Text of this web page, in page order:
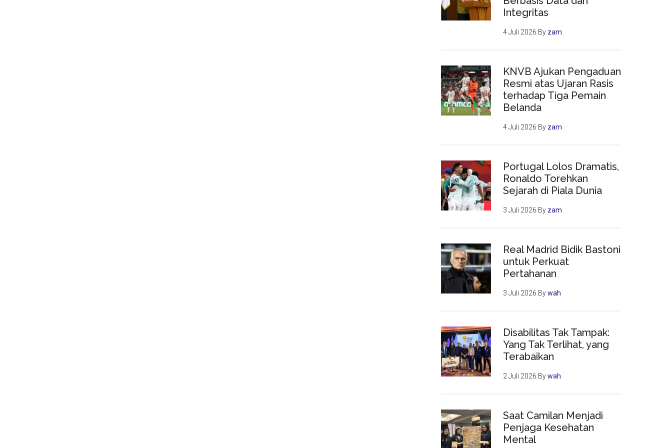
Integritas
4 Juli 2026 By zam
KNVB Ajukan Pengaduan
Resmi atas Ujaran Rasis
terhadap Tiga Pemain
Belanda
4 Juli 2026 By zam
Portugal Lolos Dramatis,
Ronaldo Torehkan
Sejarah di Piala Dunia
3 Juli 2026 By zam
Real Madrid Bidik Bastoni
untuk Perkuat
Pertahanan
3 Juli 2026 Bywah
Disabilitas Tak Tampak:
Yang Tak Terlihat, yang
Terabaikan
2 Juli 2026 Bywah
Saat Camilan Menjadi
Penjaga Kesehatan
Mental